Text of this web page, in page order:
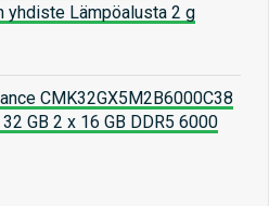
yhdiste Lämpöalusta 2 g
CMK32GX5M2B6000C38
GB 2 x 16 GB DDR5 6000